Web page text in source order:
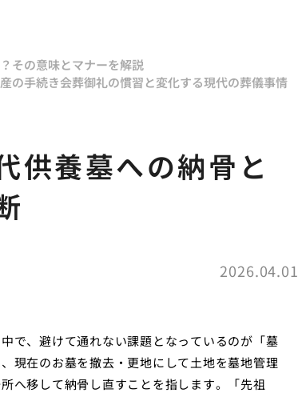
その意味とマナーを解説
の手続き会葬御礼の慣習と変化する現代の葬儀事情
供養墓への納骨と
2026.04.01
で、避けて通れない課題となっているのが「墓
現在のお墓を撤去・更地にして土地を墓地管理
へ移して納骨し直すことを指します。「先祖